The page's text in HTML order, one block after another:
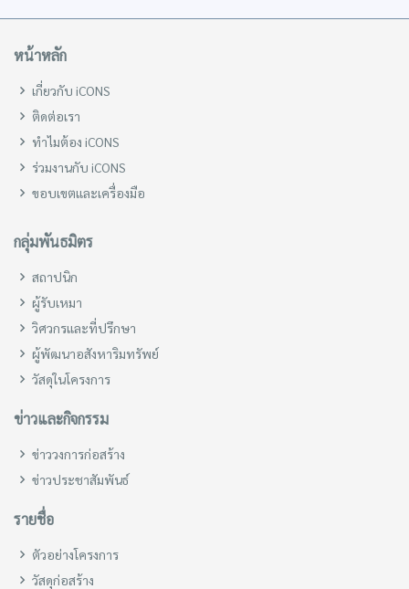
หน้าหลัก
เกี่ยวกับ iCONS
ติดต่อเรา
ทำไมต้อง iCONS
ร่วมงานกับ iCONS
ขอบเขตและเครื่องมือ
กลุ่มพันธมิตร
สถาปนิก
ผู้รับเหมา
วิศวกรและที่ปรึกษา
ผู้พัฒนาอสังหาริมทรัพย์
วัสดุในโครงการ
ข่าวและกิจกรรม
ข่าววงการก่อสร้าง
ข่าวประชาสัมพันธ์
รายชื่อ
ตัวอย่างโครงการ
วัสดุก่อสร้าง